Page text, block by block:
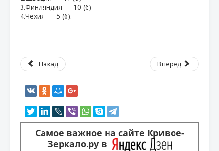
3.Финляндия — 10 (6)
4.Чехия — 5 (6).
Назад Вперед
Самое важное на сайте Кривое-
Зеркало.ру в